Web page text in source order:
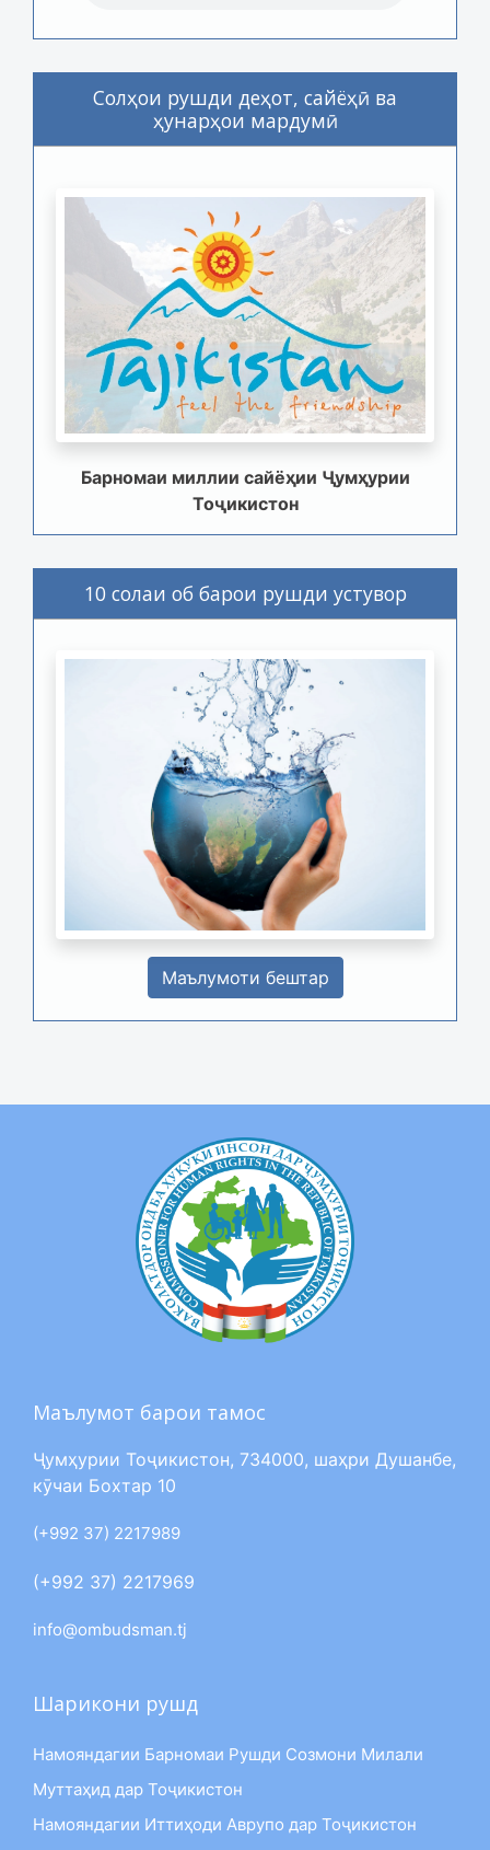
Солҳои рушди деҳот, сайёҳӣ ва
ҳунарҳои мардумӣ
Барномаи миллии сайёҳии Ҷумҳурии
Тоҷикистон
10 солаи об барои рушди устувор
Маълумоти бештар
Маълумот барои тамос
Ҷумҳурии Тоҷикистон, 734000, шаҳри Душанбе,
кӯчаи Бохтар 10
(+992 37) 2217989
(+992 37) 2217969
info@ombudsman.tj
Шарикони рушд
Намояндагии Барномаи Рушди Созмони Милали
Муттаҳид дар Тоҷикистон
Намояндагии Иттиҳоди Аврупо дар Тоҷикистон